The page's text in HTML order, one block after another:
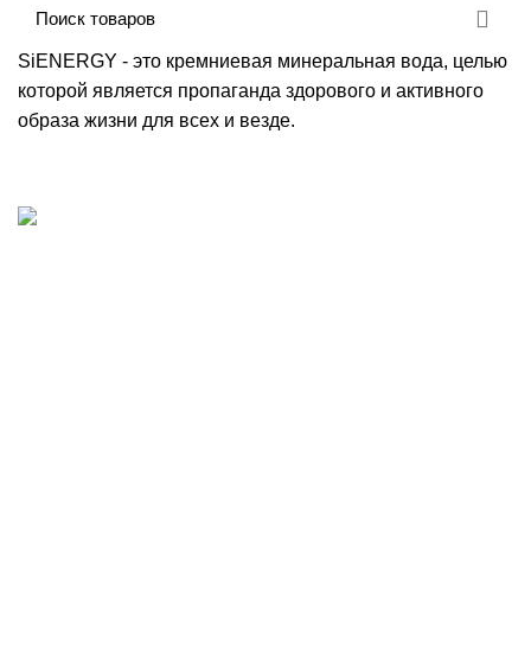
SiENERGY - это кремниевая минеральная вода, целью
которой является пропаганда здорового и активного
образа жизни для всех и везде.